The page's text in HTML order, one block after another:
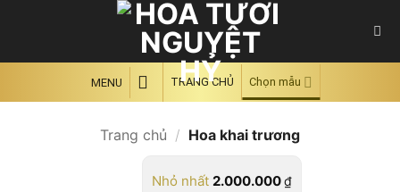
MENU TRANG CHỦ Chọn mẫu
Trang chủ / Hoa khai trương
Nhỏ nhất 2.000.000₫